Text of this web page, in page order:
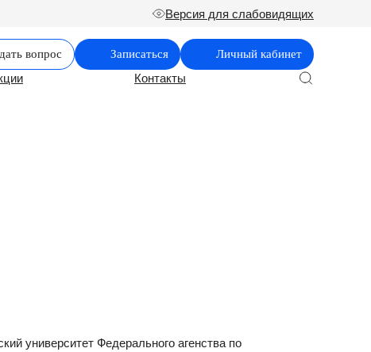
Версия для слабовидящих
вопрос Записаться Личный кабинет
Контакты
университет Федерального агенства по